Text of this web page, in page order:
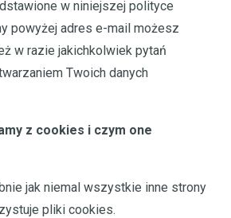
w niniejszej polityce
powyżej adres e-mail możesz
w razie jakichkolwiek pytań
Twoich danych
z cookies i czym one
jak niemal wszystkie inne strony
pliki cookies.